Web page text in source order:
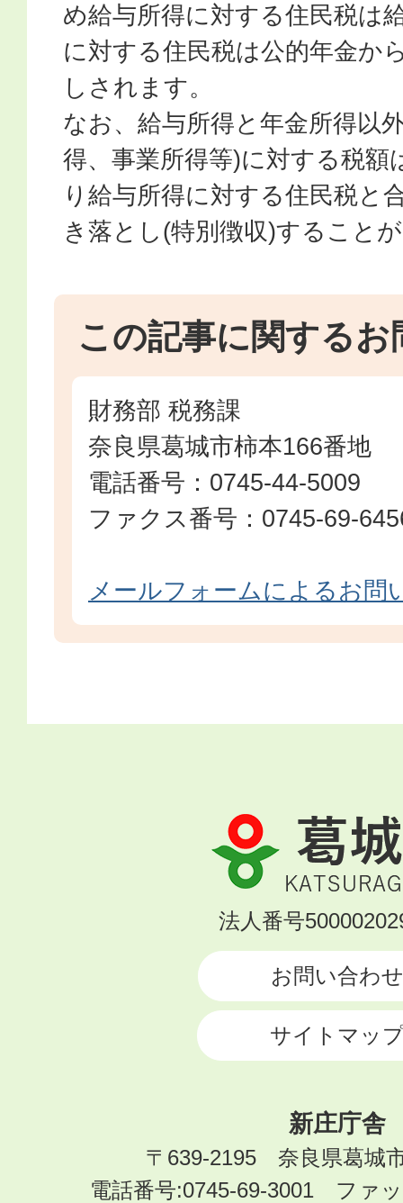
め給与所得に対する住民税は
に対する住民税は公的年金か
しされます。
なお、給与所得と年金所得以
得、事業所得等)に対する税額
り給与所得に対する住民税と
き落とし(特別徴収)すること
この記事に関するお
財務部 税務課
奈良県葛城市柿本166番地
電話番号：0745-44-5009
ファクス番号：0745-69-
メールフォームによるお問
葛
城
市
KATSURAGI
法人番号
お問い合わせ
サイトマッ
新庄庁舎
〒639-2195 奈良県葛城
電話番号:0745-69-3001 ファ